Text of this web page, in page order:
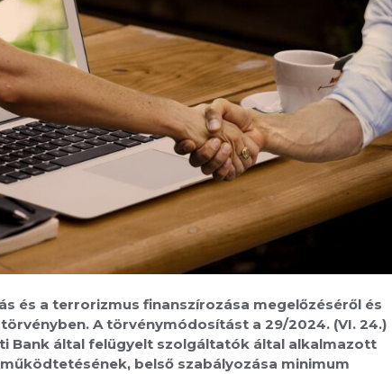
és a terrorizmus finanszírozása megelőzéséről és
A törvénymódosítást a 29/2024. (VI. 24.)
Bank által felügyelt szolgáltatók által alkalmazott
belső szabályozása minimum